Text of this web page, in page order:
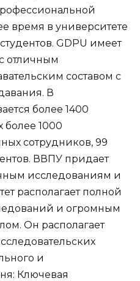
время в университете
GDPU имеет
отличным
составом с
В
более 1400
более 1000
сотрудников, 99
ВВПУ придает
исследованиям и
располагает полной
и огромным
Он располагает
и
Ключевая